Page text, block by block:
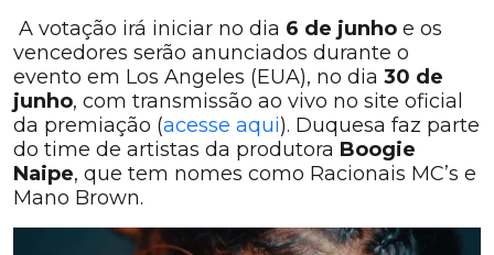
A votação irá iniciar no dia 6 de junho e os
vencedores serão anunciados durante o
evento em Los Angeles (EUA), no dia 30 de
junho, com transmissão ao vivo no site oficial
da premiação (acesse aqui). Duquesa faz parte
do time de artistas da produtora Boogie
Naipe, que tem nomes como Racionais MC’s e
Mano Brown.